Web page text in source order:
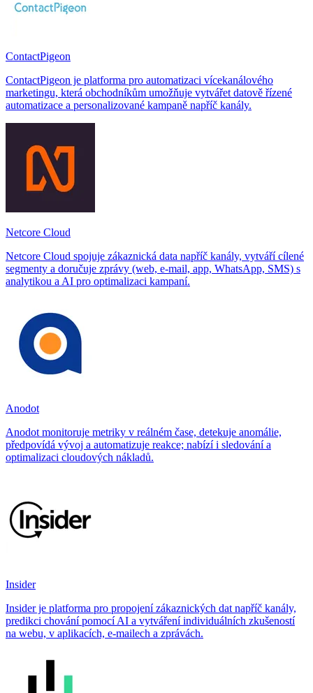
ContactPigeon
ContactPigeon je platforma pro automatizaci vícekanálového
marketingu, která obchodníkům umožňuje vytvářet datově řízené
automatizace a personalizované kampaně napříč kanály.
Netcore Cloud
Netcore Cloud spojuje zákaznická data napříč kanály, vytváří cílené
segmenty a doručuje zprávy (web, e‑mail, app, WhatsApp, SMS) s
analytikou a AI pro optimalizaci kampaní.
Anodot
Anodot monitoruje metriky v reálném čase, detekuje anomálie,
předpovídá vývoj a automatizuje reakce; nabízí i sledování a
optimalizaci cloudových nákladů.
Insider
Insider je platforma pro propojení zákaznických dat napříč kanály,
predikci chování pomocí AI a vytváření individuálních zkušeností
na webu, v aplikacích, e‑mailech a zprávách.